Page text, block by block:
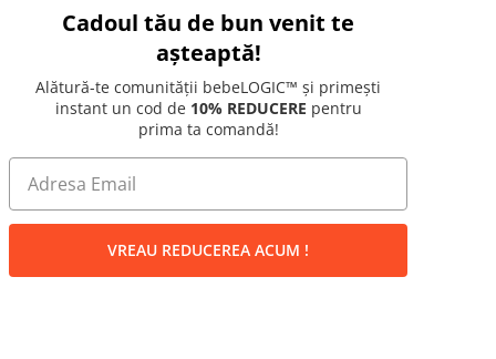
Cadoul tău de bun venit te
așteaptă!
Alătură-te comunității bebeLOGIC™ și primești
instant un cod de 10% REDUCERE pentru
prima ta comandă!
VREAU REDUCEREA ACUM !